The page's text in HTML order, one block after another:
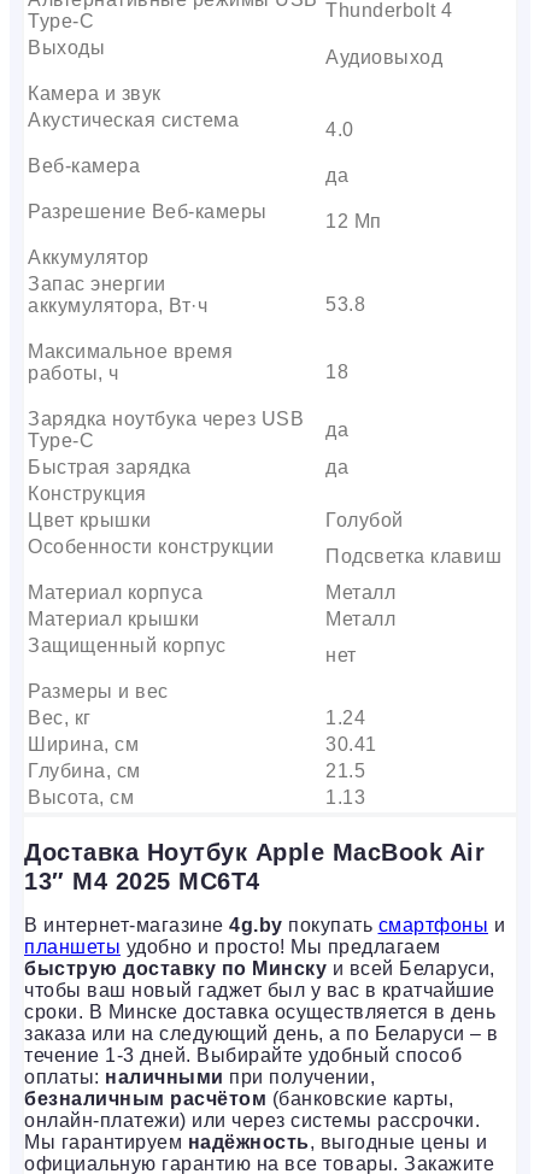
Type-C
Thunderbolt 4
Выходы
Аудиовыход
Камера и звук
Акустическая система
4.0
Веб-камера
да
Разрешение Веб-камеры
12 Мп
Аккумулятор
Запас энергии
аккумулятора, Вт·ч
53.8
Максимальное время
работы, ч
18
Зарядка ноутбука через USB
Type-C
да
Быстрая зарядка
да
Конструкция
Цвет крышки
Голубой
Особенности конструкции
Подсветка клавиш
Материал корпуса
Металл
Материал крышки
Металл
Защищенный корпус
нет
Размеры и вес
Вес, кг
1.24
Ширина, см
30.41
Глубина, см
21.5
Высота, см
1.13
Доставка Ноутбук Apple MacBook Air
13″ M4 2025 MC6T4
В интернет-магазине 4g.by покупать смартфоны и
планшеты удобно и просто! Мы предлагаем
быструю доставку по Минску и всей Беларуси,
чтобы ваш новый гаджет был у вас в кратчайшие
сроки. В Минске доставка осуществляется в день
заказа или на следующий день, а по Беларуси – в
течение 1-3 дней. Выбирайте удобный способ
оплаты: наличными при получении,
безналичным расчётом (банковские карты,
онлайн-платежи) или через системы рассрочки.
Мы гарантируем надёжность, выгодные цены и
официальную гарантию на все товары. Закажите